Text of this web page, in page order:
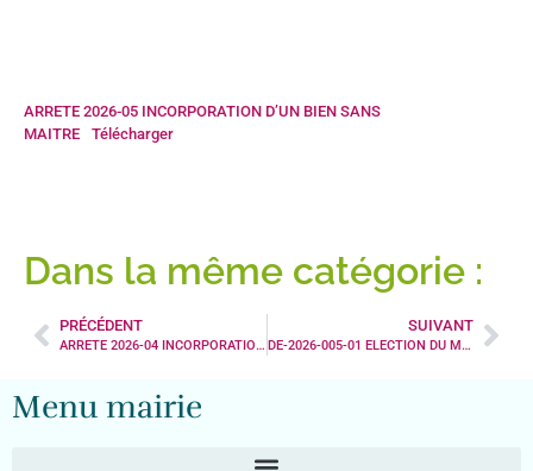
ARRETE 2026-05 INCORPORATION D’UN BIEN SANS
MAITRE
Télécharger
Dans la même catégorie :
PRÉCÉDENT
ARRETE 2026-04 INCORPORATION D’UN BIEN SANS MAITRE
SUIVANT
DE-2026-005-01 ELECTION DU MAIRE
Menu mairie